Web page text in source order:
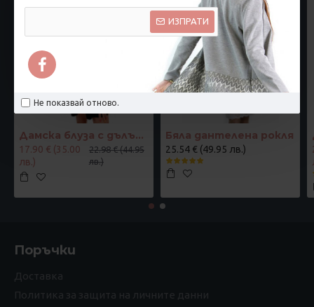
ИЗПРАТИ
Не показвай отново.
Дамска блуза с дълъг ръкав и ластик в кръста с интересен принт в синьо
17.90 € (35.00
лв.)
22.98 € (44.95
лв.)
Бяла дантелена рокля
25.54 € (49.95 лв.)
Поръчки
Доставка
Политика за защита на личните данни